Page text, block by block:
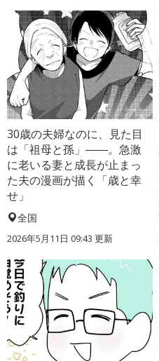
30歳の夫婦なのに、見た目
は「祖母と孫」――。急激
に老いる妻と成長が止まっ
た夫の漫画が描く「歳と幸
せ」
全国
2026年5月11日 09:43 更新